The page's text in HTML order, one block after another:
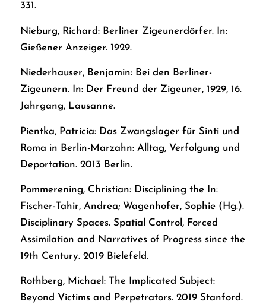
331.
Nieburg, Richard: Berliner Zigeunerdörfer. In:
Gießener Anzeiger. 1929.
Niederhauser, Benjamin: Bei den Berliner-
Zigeunern. In: Der Freund der Zigeuner, 1929, 16.
Jahrgang, Lausanne.
Pientka, Patricia: Das Zwangslager für Sinti und
Roma in Berlin-Marzahn: Alltag, Verfolgung und
Deportation. 2013 Berlin.
Pommerening, Christian: Disciplining the In:
Fischer-Tahir, Andrea; Wagenhofer, Sophie (Hg.).
Disciplinary Spaces. Spatial Control, Forced
Assimilation and Narratives of Progress since the
19th Century. 2019 Bielefeld.
Rothberg, Michael: The Implicated Subject:
Beyond Victims and Perpetrators. 2019 Stanford.